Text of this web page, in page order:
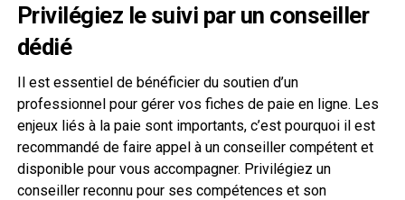
Privilégiez le suivi par un conseiller
dédié
Il est essentiel de bénéficier du soutien d’un
professionnel pour gérer vos fiches de paie en ligne. Les
enjeux liés à la paie sont importants, c’est pourquoi il est
recommandé de faire appel à un conseiller compétent et
disponible pour vous accompagner. Privilégiez un
conseiller reconnu pour ses compétences et son